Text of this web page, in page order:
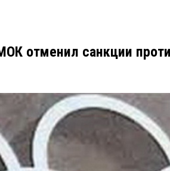
отменил санкции